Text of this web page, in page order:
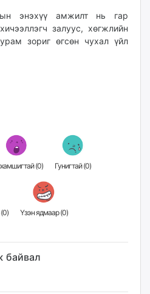
энэхүү амжилт нь гар
залуус, хөгжлийн
зориг өгсөн чухал үйл
Гайхамшигтай (0) Гунигтай (0)
Жихүүцмээр (0) Үзэн ядмаар (0)
байвал